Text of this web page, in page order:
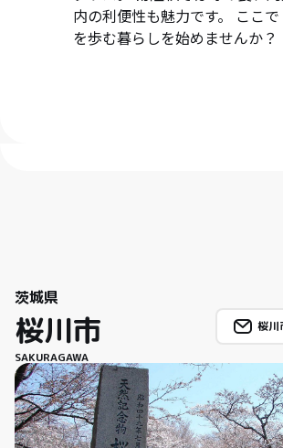
内の利便性も魅力です。 ここで
を歩む暮らしを始めませんか？
茨城県
桜川市
SAKURAGAWA
桜川